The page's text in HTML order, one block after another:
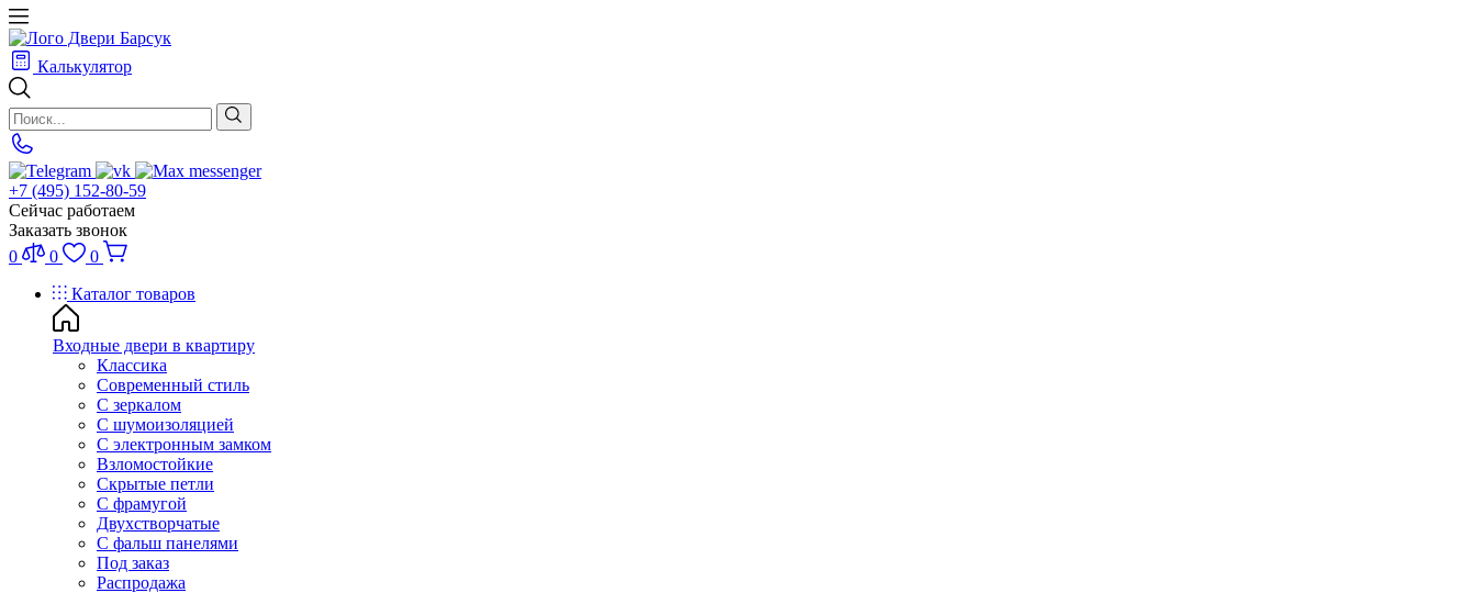
Калькулятор
+7 (495) 152-80-59
Сейчас работаем
Заказать звонок
0
0
0
Каталог товаров
Входные двери в квартиру
Классика
Современный стиль
С зеркалом
С шумоизоляцией
С электронным замком
Взломостойкие
Скрытые петли
С фрамугой
Двухстворчатые
С фальш панелями
Под заказ
Распродажа